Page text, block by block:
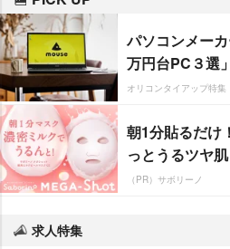
パソコンメー
万円台PC３選」
オリコンタイアップ特集
朝1分貼るだけ
っとうるツヤ肌
（PR）サボリーノ
求人特集